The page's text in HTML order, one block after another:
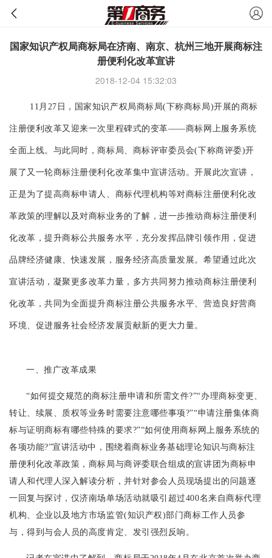
国家知识产权局商标局在济南、南京、杭州三地开展商标注
册便利化改革宣讲
2018-12-04 15:32:03
11月27日，国家知识产权局商标局(下称商标局)开展的商标
注册便利改革又迎来一次里程碑式的变革——商标网上服务系统
全面上线。与此同时，商标局、商标评审委员会(下称商评委)开
展了又一轮商标注册便利化改革集中宣讲活动。开展此次宣讲，
正是为了提高商标申请人、商标代理机构等对商标注册便利化改
革政策的理解以及对商标业务的了解，进一步推动商标注册便利
化改革，提升商标公共服务水平，充分发挥品牌引领作用，促进
品牌经济健康、快速发展，服务经济高质量发展。希望通过此次
宣讲活动，凝聚更多改革力量，多方共同努力推动商标注册便利
化改革，共同为全面提升商标注册公共服务水平、营造良好营商
环境、促进服务社会经济发展贡献新的更大力量。
一、推广改革成果
“如何提交规范的商标注册申请和所需文件?”“办理商标变更、
转让、续展、质权等业务时需要注意哪些事项?”“申请注册集体商
标与证明商标有哪些特殊的要求?”“如何使用商标网上服务系统的
各项功能?”宣讲活动中，围绕着商标业务基础理论知识与商标注
册便利化改革政策，商标局与商评委联合组成的宣讲团为商标申
请人和代理人深入解读分析，并针对参会人员现场提出的问题逐
一回复与探讨，仅济南场单场活动就吸引超过400名来自商标代理
机构、企业以及地方市场监管(知识产权)部门商标工作人员参
与，得到与会人员的高度肯定、发引强烈反响。